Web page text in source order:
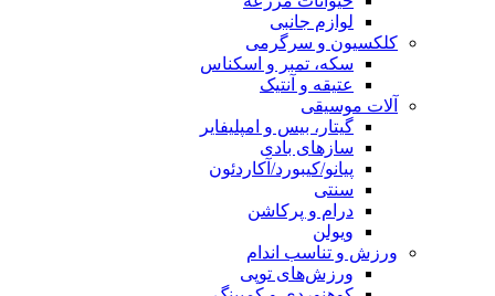
لوازم جانبی
کلکسیون و سرگرمی
سکه، تمبر و اسکناس
عتیقه و آنتیک
آلات موسیقی
گیتار، بیس و امپلیفایر
سازهای بادی
پیانو/کیبورد/آکاردئون
سنتی
درام و پرکاشن
ویولن
ورزش و تناسب اندام
ورزش‌های توپی